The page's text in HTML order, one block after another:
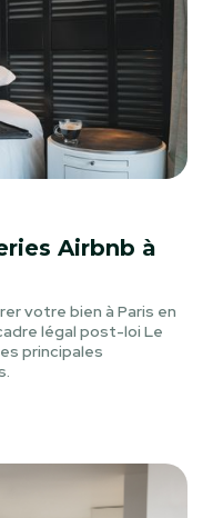
Airbnb à
votre bien à Paris en
légal post-loi Le
principales